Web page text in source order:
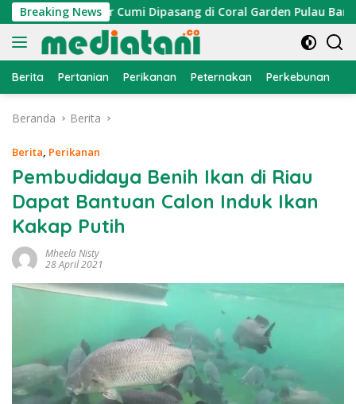
Langsung
ke
konten
Breaking News
Atraktor Cumi Dipasang di Coral Garden Pulau Barrang
Berita Pertanian Perikanan Peternakan Perkebunan
Beranda Berita
Berita, Perikanan
Pembudidaya Benih Ikan di Riau
Dapat Bantuan Calon Induk Ikan
Kakap Putih
Mheela Nisty
28 April 2021